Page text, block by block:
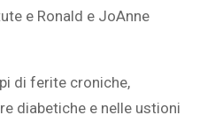
e Ronald e JoAnne
di ferite croniche,
diabetiche e nelle ustioni